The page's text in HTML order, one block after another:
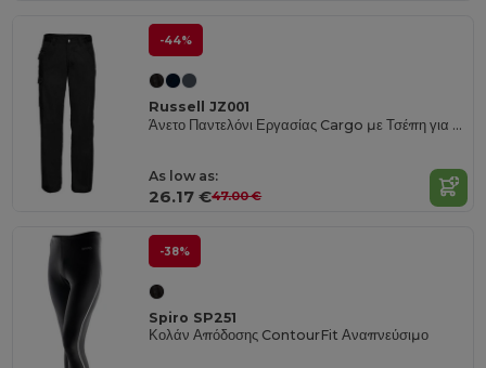
-44%
Russell JZ001
Άνετο Παντελόνι Εργασίας Cargo με Τσέπη για Smartphone
As low as:
26.17 €47.00 €
-38%
Spiro SP251
Κολάν Απόδοσης ContourFit Αναπνεύσιμο